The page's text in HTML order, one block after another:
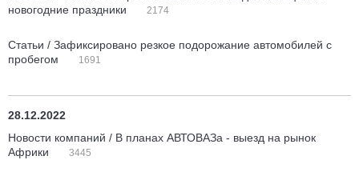
новогодние праздники
2174
Статьи / Зафиксировано резкое подорожание автомобилей с
пробегом
1691
28.12.2022
Новости компаний / В планах АВТОВАЗа - выезд на рынок
Африки
3445